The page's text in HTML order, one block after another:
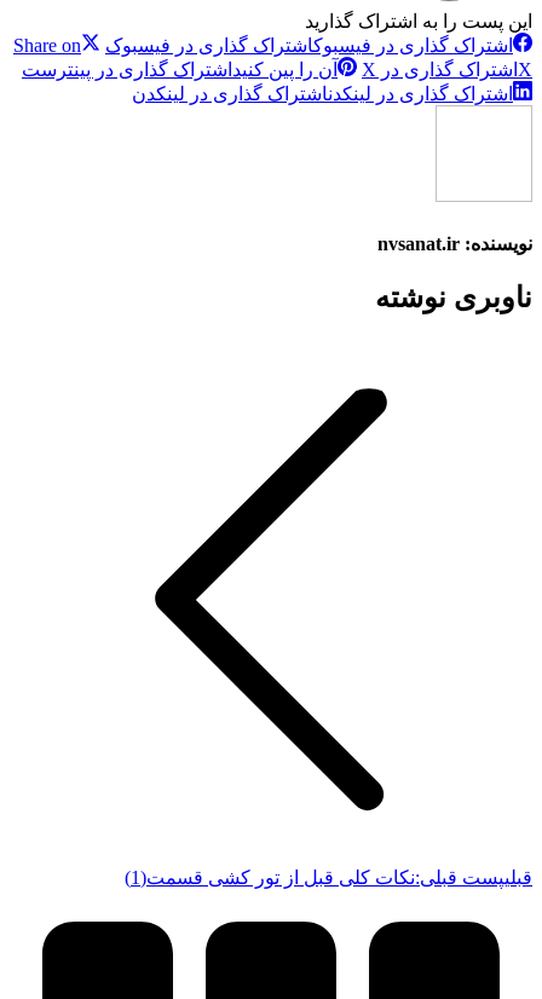
این پست را به اشتراک گذارید
اشتراک گذاری در فیسبوکاشتراک گذاری در فیسبوک
Share on
X اشتراک گذاری در X آن را پین کنید اشتراک گذاری در پینترست
اشتراک گذاری در لینکدناشتراک گذاری در لینکدن
نویسنده:
ناوبری نوشته
قبلیپست قبلی:نکات کلی قبل از تور کشی قسمت(1)